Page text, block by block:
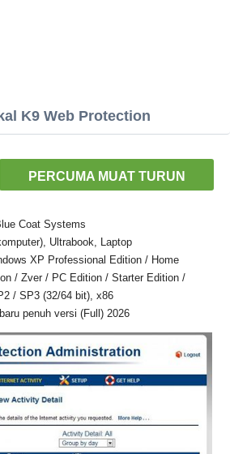
K9 Web Protection
PERCUMA MUAT TURUN
Coat Systems
Ultrabook, Laptop
XP Professional Edition / Home
/ Zver / PC Edition / Starter Edition /
/ SP3 (32/64 bit), x86
penuh versi (Full) 2026